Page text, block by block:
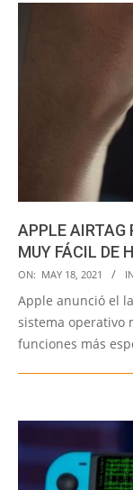
APPLE AIRTAG
MUY FÁCIL DE
2021-
05-
18
ON: MAY 18, 2021
Apple anunció el
sistema operativo
funciones más